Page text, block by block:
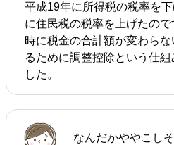
平成19年に所得税の税率を下
に住民税の税率を上げたの
時に税金の合計額が変わらな
るために調整控除という仕組
した。
なんだかややこし